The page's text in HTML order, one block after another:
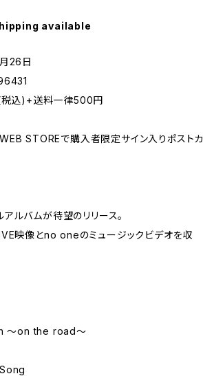
available
26日
込)+送料一律500円
STOREで購入者限定サイン入りポストカ
ルバムが待望のリリース。
映像とno oneのミュージックビデオを収
～on the road～